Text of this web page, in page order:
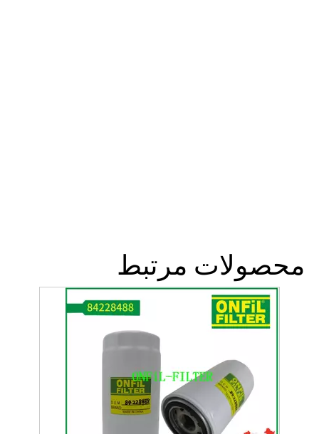
محصولات مرتبط